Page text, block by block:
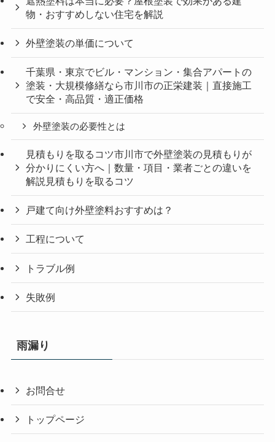
物・おすすめしない住宅を解説
外壁塗装の単価について
千葉県・東京でビル・マンション・集合アパートの
塗装・大規模修繕なら市川市の正栄建装｜直接施工
で安全・高品質・適正価格
外壁塗装の必要性とは
見積もりを取るコツ市川市で外壁塗装の見積もりが
分かりにくい方へ｜数量・項目・業者ごとの違いを
解説見積もりを取るコツ
戸建て向け外壁塗料おすすめは？
工程について
トラブル例
失敗例
雨漏り
お問合せ
トップページ